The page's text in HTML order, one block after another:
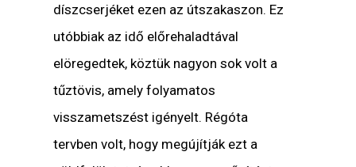
díszcserjéket ezen az útszakaszon. Ez
utóbbiak az idő előrehaladtával
elöregedtek, köztük nagyon sok volt a
tűztövis, amely folyamatos
visszametszést igényelt. Régóta
tervben volt, hogy megújítják ezt a